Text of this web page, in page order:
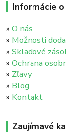
Informácie
»O nás
» Možnosti
»Skladové
»Ochrana
» Zľavy
» Blog
» Kontakt
Zaujímavé